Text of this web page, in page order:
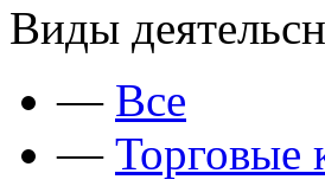
Виды
— Все
— Торговые